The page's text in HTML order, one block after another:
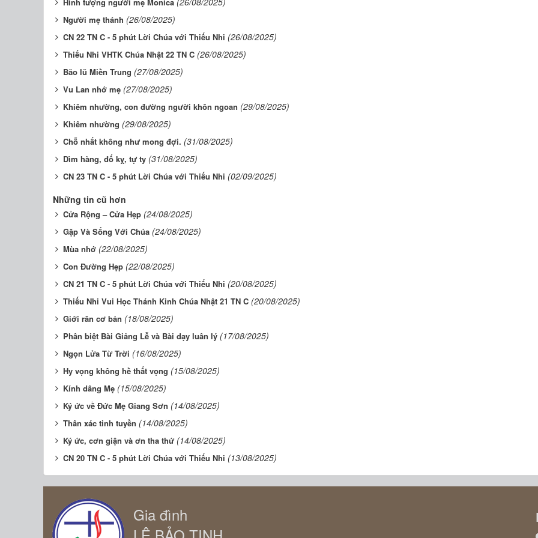
Người mẹ thánh (26/08/2025)
CN 22 TN C - 5 phút Lời Chúa với Thiếu Nhi (26/08/2025)
​​​​​​​Thiếu Nhi VHTK Chúa Nhật 22 TN C (26/08/2025)
Bão lũ Miền Trung (27/08/2025)
Vu Lan nhớ mẹ (27/08/2025)
Khiêm nhường, con đường người khôn ngoan (29/08/2025)
Khiêm nhường (29/08/2025)
Chỗ nhất không như mong đợi. (31/08/2025)
Dìm hàng, đố kỵ, tự ty (31/08/2025)
CN 23 TN C - 5 phút Lời Chúa với Thiếu Nhi (02/09/2025)
Những tin cũ hơn
Cửa Rộng – Cửa Hẹp (24/08/2025)
Gặp Và Sống Với Chúa (24/08/2025)
Mùa nhớ (22/08/2025)
Con Đường Hẹp (22/08/2025)
CN 21 TN C - 5 phút Lời Chúa với Thiếu Nhi (20/08/2025)
Thiếu Nhi Vui Học Thánh Kinh Chúa Nhật 21 TN C (20/08/2025)
Giới răn cơ bản (18/08/2025)
Phân biệt Bài Giảng Lễ và Bài dạy luân lý (17/08/2025)
Ngọn Lửa Từ Trời (16/08/2025)
Hy vọng không hề thất vọng (15/08/2025)
Kính dâng Mẹ (15/08/2025)
Ký ức về Đức Mẹ Giang Sơn (14/08/2025)
Thân xác tinh tuyền (14/08/2025)
Ký ức, cơn giận và ơn tha thứ (14/08/2025)
CN 20 TN C - 5 phút Lời Chúa với Thiếu Nhi (13/08/2025)
Gia đình